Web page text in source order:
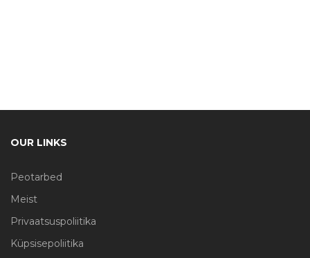
OUR LINKS
Peotarbed
Meist
Privaatsuspoliitika
Küpsisepoliitika